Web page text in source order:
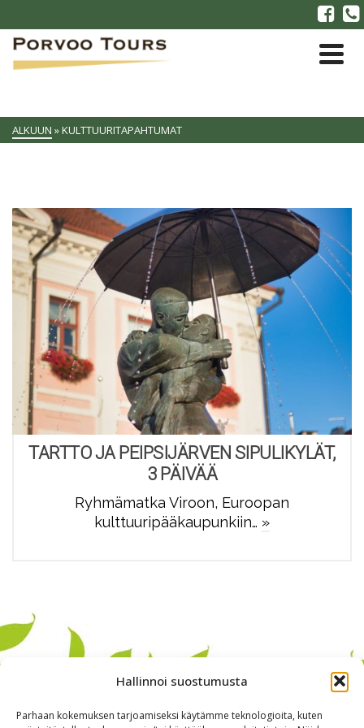
Hallinnoi suostumusta
Parhaan kokemuksen tarjoamiseksi käytämme teknologioita, kuten
ALKUUN »KULTTUURITAPAHTUMAT
TARTTO JA PEIPSIJÄRVEN SIPULIKYLÄT,
3 PÄIVÄÄ
Ryhmämatka Viroon, Euroopan
kulttuuripääkaupunkiin… »